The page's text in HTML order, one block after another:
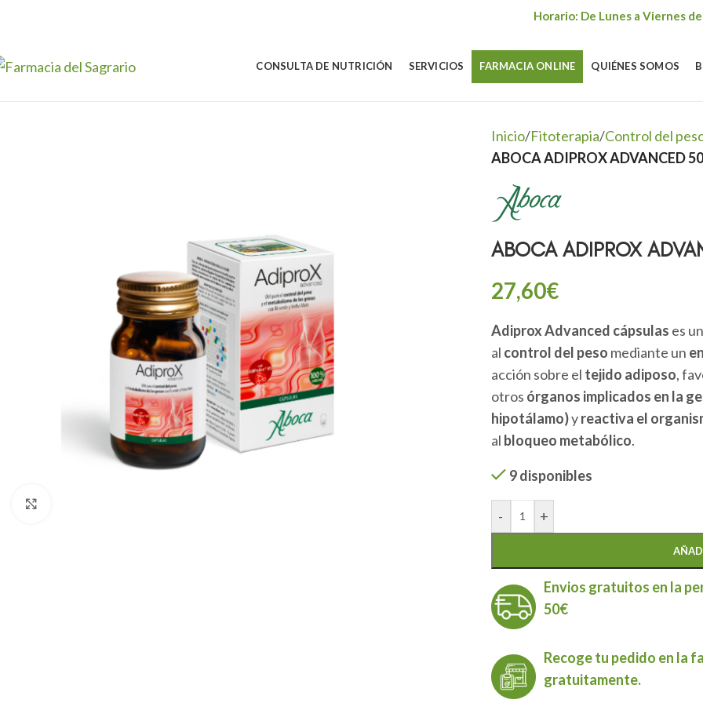
Horario: De Lunes a Viernes
CONSULTA DE NUTRICIÓN SERVICIOS FARMACIA ONLINE QUIÉNES SOMOS
Inicio/Fitoterapia/Control del
ABOCA ADIPROX ADVANCED
ABOCA ADIPROX
27,60€
Adiprox Advanced cápsulas es
al control del peso mediante un
acción sobre el tejido adiposo,
otros órganos implicados en la
hipotálamo)yreactiva el
al bloqueo metabólico.
9 disponibles
- +
Envios gratuitos en la
50€
Recoge tu pedido en la
gratuitamente.